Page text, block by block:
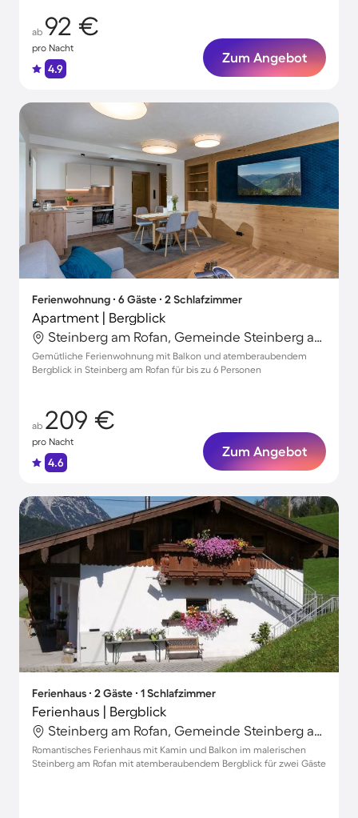
ab 92 €
pro Nacht
4.9
Zum Angebot
Ferienwohnung ∙ 6 Gäste ∙ 2 Schlafzimmer
Apartment | Bergblick
Steinberg am Rofan, Gemeinde Steinberg am Rofan, Österreich
Gemütliche Ferienwohnung mit Balkon und atemberaubendem
Bergblick in Steinberg am Rofan für bis zu 6 Personen
ab 209 €
pro Nacht
4.6
Zum Angebot
Ferienhaus ∙ 2 Gäste ∙ 1 Schlafzimmer
Ferienhaus | Bergblick
Steinberg am Rofan, Gemeinde Steinberg am Rofan, Österreich
Romantisches Ferienhaus mit Kamin und Balkon im malerischen
Steinberg am Rofan mit atemberaubendem Bergblick für zwei Gäste